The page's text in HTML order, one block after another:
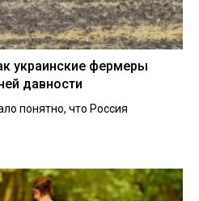
украинские фермеры
давности
понятно, что Россия